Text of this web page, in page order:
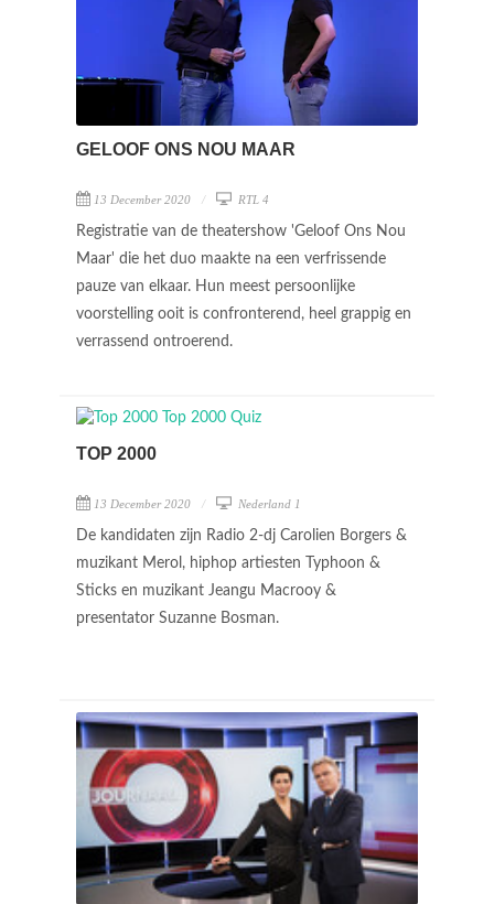
GELOOF ONS NOU MAAR
13 December 2020 RTL 4
Registratie van de theatershow 'Geloof Ons Nou
Maar' die het duo maakte na een verfrissende
pauze van elkaar. Hun meest persoonlijke
voorstelling ooit is confronterend, heel grappig en
verrassend ontroerend.
TOP 2000
13 December 2020 Nederland 1
De kandidaten zijn Radio 2-dj Carolien Borgers &
muzikant Merol, hiphop artiesten Typhoon &
Sticks en muzikant Jeangu Macrooy &
presentator Suzanne Bosman.